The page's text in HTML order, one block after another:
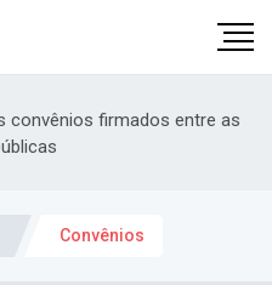
convênios firmados entre as
Convênios